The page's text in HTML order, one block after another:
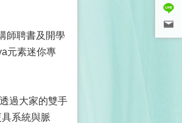
師聘書及開學
元素迷你專
過大家的雙手
系統與脈